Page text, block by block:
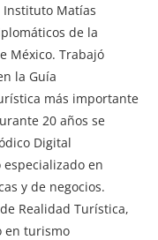
Instituto Matías
de la
México. Trabajó
la Guía
más importante
20 años se
Digital
en
y de negocios.
Realidad Turística,
en turismo